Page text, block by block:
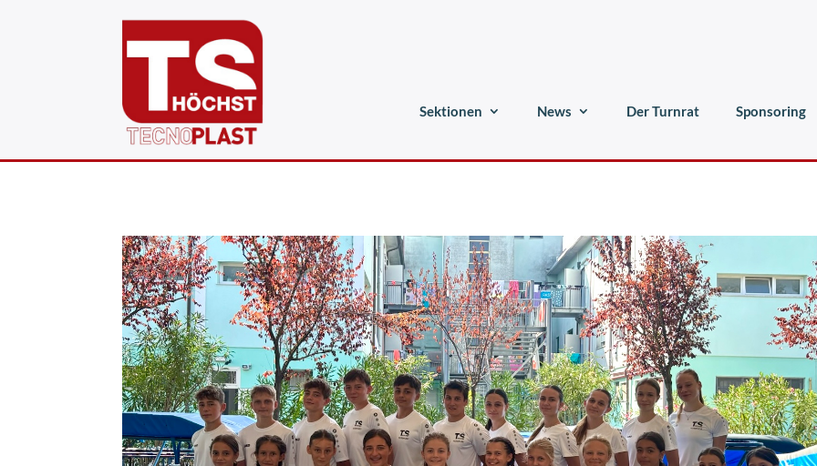
Sektionen News Der Turnrat Sponsoring